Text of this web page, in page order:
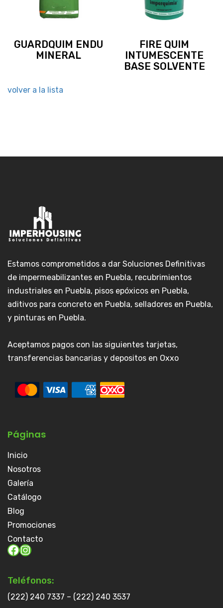
GUARDQUIM ENDU
MINERAL
FIRE QUIM
INTUMESCENTE
BASE SOLVENTE
volver a la lista
Estamos comprometidos a dar Soluciones Definitivas
de impermeabilizantes en Puebla, recubrimientos
industriales en Puebla, pisos epóxicos en Puebla,
aditivos para concreto en Puebla, selladores en Puebla,
y pinturas en Puebla.
Aceptamos pagos con las siguientes tarjetas,
transferencias bancarias y depositos en Oxxo
Páginas
Inicio
Nosotros
Galería
Catálogo
Blog
Promociones
Contacto
Teléfonos:
(222) 240 7337 – (222) 240 3537